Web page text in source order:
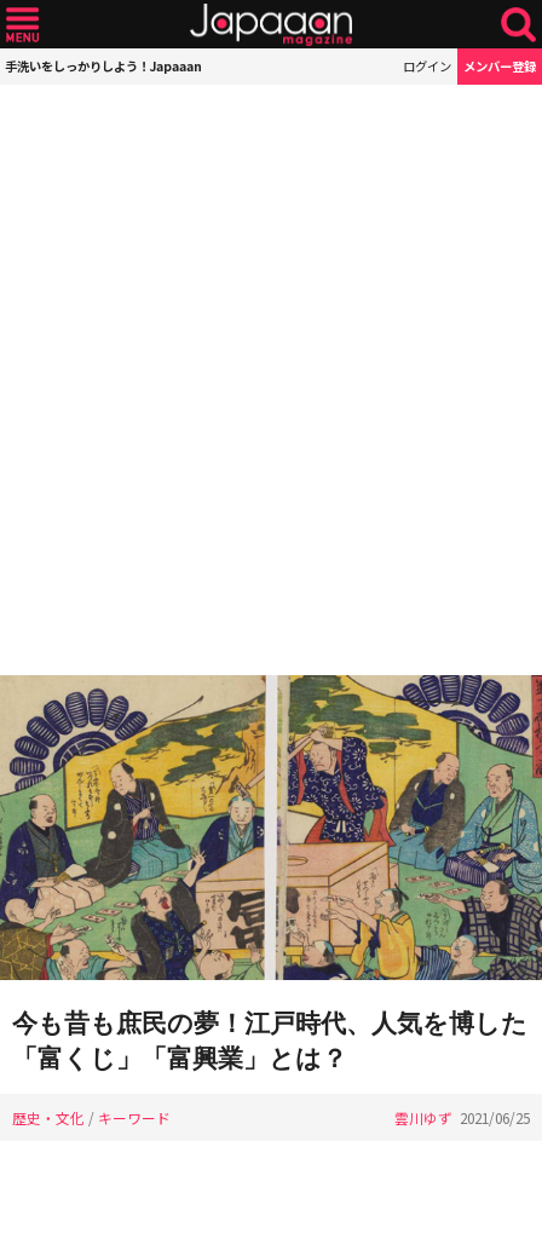
手洗いをしっかりしよう！Japaaan ログイン メンバー登録
今も昔も庶民の夢！江戸時代、人気を博した
「富くじ」「富興業」とは？
歴史・文化 / キーワード 雲川ゆず 2021/06/25